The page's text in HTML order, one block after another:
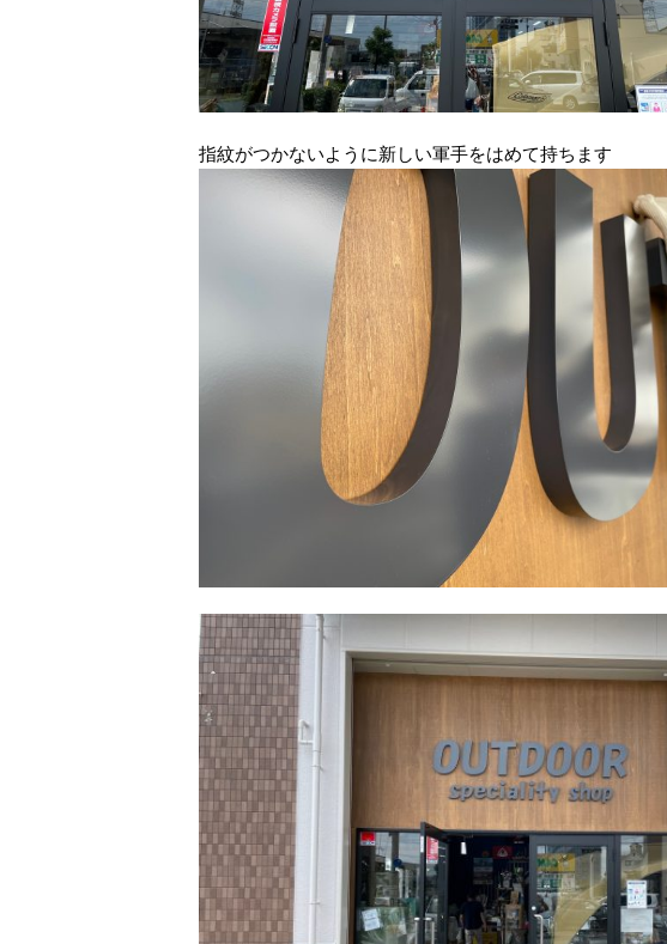
指紋がつかないように新しい軍手をはめて持ちます